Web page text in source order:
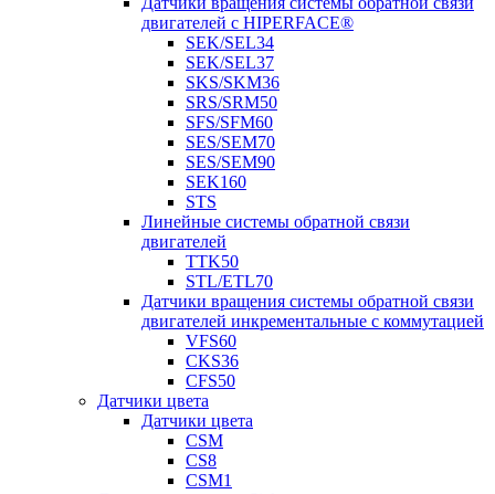
двигателей с HIPERFACE®
SEK/SEL34
SEK/SEL37
SKS/SKM36
SRS/SRM50
SFS/SFM60
SES/SEM70
SES/SEM90
SEK160
STS
Линейные системы обратной связи
двигателей
TTK50
STL/ETL70
Датчики вращения системы обратной связи
двигателей инкрементальные с коммутацией
VFS60
CKS36
CFS50
Датчики цвета
Датчики цвета
CSM
CS8
CSM1